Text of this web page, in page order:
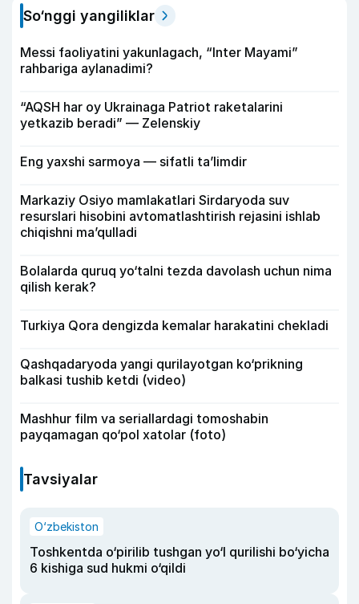
So‘nggi yangiliklar
Messi faoliyatini yakunlagach, “Inter Mayami”
rahbariga aylanadimi?
“AQSH har oy Ukrainaga Patriot raketalarini
yetkazib beradi” — Zelenskiy
Eng yaxshi sarmoya — sifatli ta’limdir
Markaziy Osiyo mamlakatlari Sirdaryoda suv
resurslari hisobini avtomatlashtirish rejasini ishlab
chiqishni ma’qulladi
Bolalarda quruq yo‘talni tezda davolash uchun nima
qilish kerak?
Turkiya Qora dengizda kemalar harakatini chekladi
Qashqadaryoda yangi qurilayotgan ko‘prikning
balkasi tushib ketdi (video)
Mashhur film va seriallardagi tomoshabin
payqamagan qo‘pol xatolar (foto)
Tavsiyalar
O‘zbekiston
Toshkentda o‘pirilib tushgan yo‘l qurilishi bo‘yicha
6 kishiga sud hukmi o‘qildi